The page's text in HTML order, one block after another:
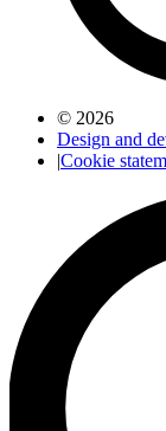
© 2026
Design and
|Cookie